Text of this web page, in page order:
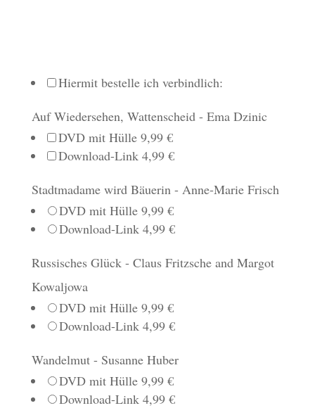
Hiermit bestelle ich verbindlich:
Auf Wiedersehen, Wattenscheid - Ema Dzinic
DVD mit Hülle 9,99 €
Download-Link 4,99 €
Stadtmadame wird Bäuerin - Anne-Marie Frisch
DVD mit Hülle 9,99 €
Download-Link 4,99 €
Russisches Glück - Claus Fritzsche and Margot
Kowaljowa
DVD mit Hülle 9,99 €
Download-Link 4,99 €
Wandelmut - Susanne Huber
DVD mit Hülle 9,99 €
Download-Link 4,99 €